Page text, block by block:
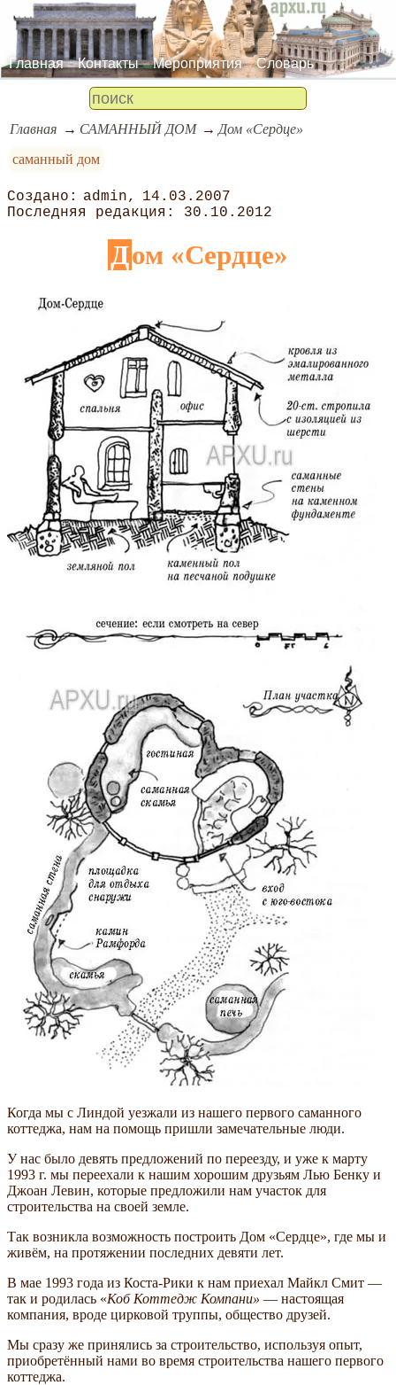
Главная Контакты Мероприятия Словарь
Главная САМАННЫЙ ДОМ
Дом «Сердце»
саманный дом
admin
14.03.2007
30.10.2012
Дом «Сердце»
Когда мы с Линдой уезжали из нашего первого саманного
коттеджа, нам на помощь пришли замечательные люди.
У нас было девять предложений по переезду, и уже к марту
1993 г. мы переехали к нашим хорошим друзьям Лью Бенку и
Джоан Левин, которые предложили нам участок для
строительства на своей земле.
Так возникла возможность построить Дом «Сердце», где мы и
живём, на протяжении последних девяти лет.
В мае 1993 года из Коста-Рики к нам приехал Майкл Смит —
так и родилась «Коб Коттедж Компани» — настоящая
компания, вроде цирковой труппы, общество друзей.
Мы сразу же принялись за строительство, используя опыт,
приобретённый нами во время строительства нашего первого
коттеджа.